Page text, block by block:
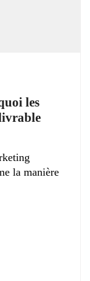
les
la manière